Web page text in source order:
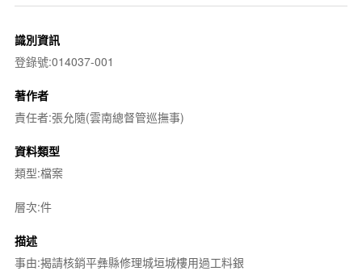
識別資訊
登錄號:014037-001
著作者
責任者:張允隨(雲南總督管巡撫事)
資料類型
類型:檔案
層次:件
描述
事由:揭請核銷平彝縣修理城垣城樓用過工料銀